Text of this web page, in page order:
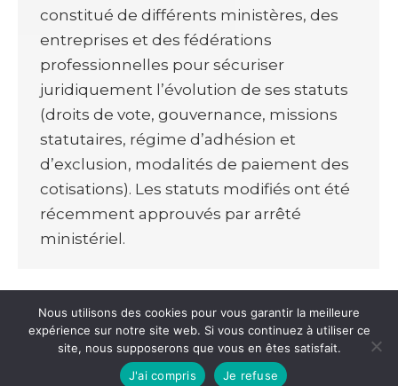
constitué de différents ministères, des
entreprises et des fédérations
professionnelles pour sécuriser
juridiquement l’évolution de ses statuts
(droits de vote, gouvernance, missions
statutaires, régime d’adhésion et
d’exclusion, modalités de paiement des
cotisations). Les statuts modifiés ont été
récemment approuvés par arrêté
ministériel.
© 2021 • E. Clot Avocat •Mentions légales•
cookies
Nous utilisons des cookies pour vous garantir la meilleure
expérience sur notre site web. Si vous continuez à utiliser ce
site, nous supposerons que vous en êtes satisfait.
J'ai compris
Je refuse